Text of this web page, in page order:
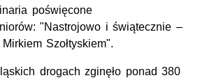
poświęcone
"Nastrojowo i świątecznie –
Szołtyskiem".
drogach zginęło ponad 380